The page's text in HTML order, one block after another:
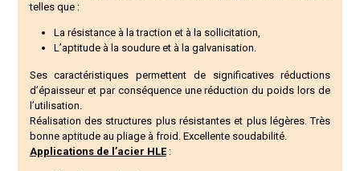
telles que :
La résistance à la traction et à la sollicitation,
L’aptitude à la soudure et à la galvanisation.
Ses caractéristiques permettent de significatives réductions
d’épaisseur et par conséquence une réduction du poids lors de
l’utilisation.
Réalisation des structures plus résistantes et plus légères. Très
bonne aptitude au pliage à froid. Excellente soudabilité.
Applications de l’acier HLE: